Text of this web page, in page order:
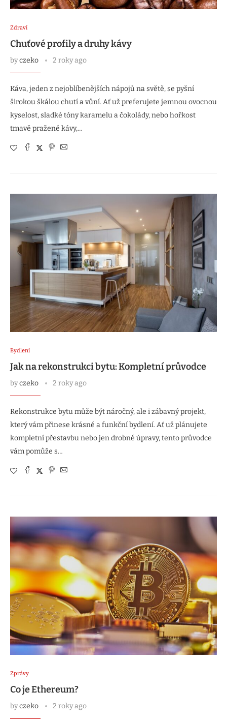
Zdraví
Chuťové profily a druhy kávy
byczeko 2 roky ago
Káva, jeden z nejoblíbenějších nápojů na světě, se pyšní
širokou škálou chutí a vůní. Ať už preferujete jemnou ovocnou
kyselost, sladké tóny karamelu a čokolády, nebo hořkost
tmavě pražené kávy,…
Bydlení
Jak na rekonstrukci bytu: Kompletní průvodce
byczeko 2 roky ago
Rekonstrukce bytu může být náročný, ale i zábavný projekt,
který vám přinese krásné a funkční bydlení. Ať už plánujete
kompletní přestavbu nebo jen drobné úpravy, tento průvodce
vám pomůže s…
Zprávy
Co je Ethereum?
byczeko 2 roky ago